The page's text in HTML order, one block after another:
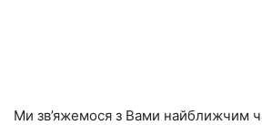
Ми зв’яжемося з Вами найближчим